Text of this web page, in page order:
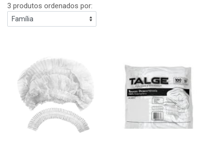
3 produtos ordenados por: